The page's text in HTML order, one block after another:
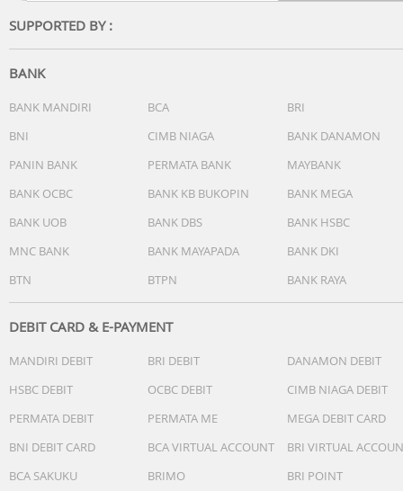
SUPPORTED BY :
BANK
BANK MANDIRI BCA
BRI
BNI
CIMB NIAGA
BANK DANAMON
PANIN BANK
PERMATA BANK
MAYBANK
BANK OCBC
BANK KB BUKOPIN
BANK MEGA
BANK UOB
BANK DBS
BANK HSBC
MNC BANK
BANK MAYAPADA
BANK DKI
BTN
BTPN BANK RAYA
DEBIT CARD & E-PAYMENT
MANDIRI DEBIT BRI DEBIT
DANAMON DEBIT
HSBC DEBIT
OCBC DEBIT
CIMB NIAGA DEBIT
PERMATA DEBIT
PERMATA ME
MEGA DEBIT CARD
BNI DEBIT CARD
BCA VIRTUAL ACCOUNT
BRI VIRTUAL
BCA SAKUKU
BRIMO
BRI POINT